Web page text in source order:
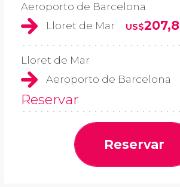
Aeroporto de Barcelona
Lloret de Mar
US$207,8
Lloret de Mar
Aeroporto de Barcelona
Reservar
Reservar